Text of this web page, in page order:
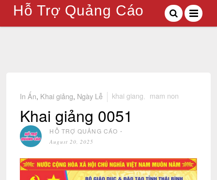
Hỗ Trợ Quảng Cáo
In Ấn Khai giảng Ngày Lễ khai giang mam non
Khai giảng 0051
HỖ TRỢ QUẢNG CÁO ⋅
August 20, 2025